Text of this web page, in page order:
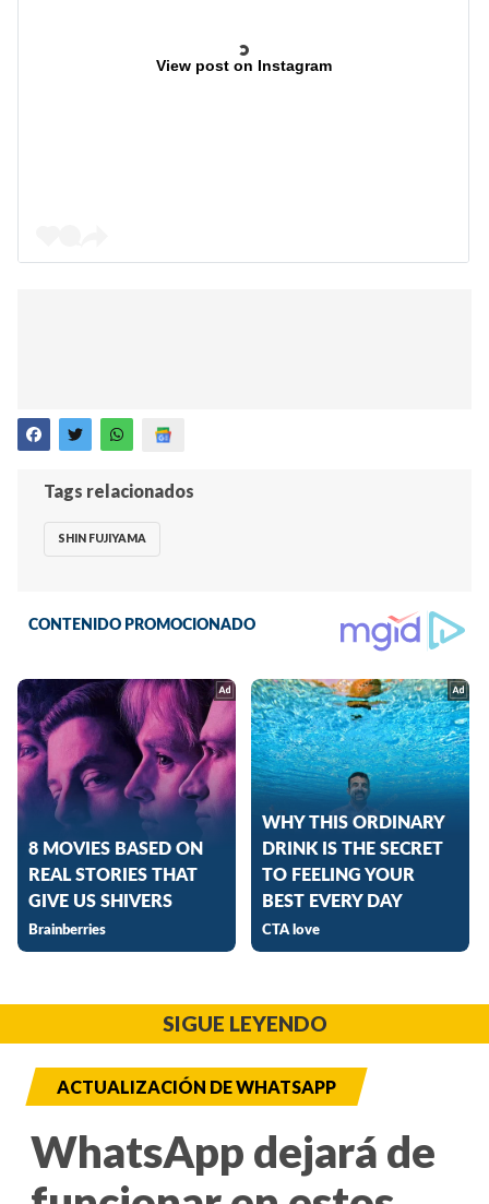
View post on Instagram
Tags relacionados
SHIN FUJIYAMA
SIGUE LEYENDO
ACTUALIZACIÓN DE WHATSAPP
WhatsApp dejará de